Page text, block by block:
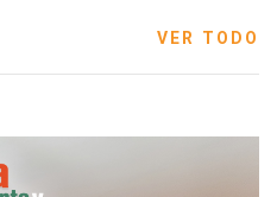
VER TODO